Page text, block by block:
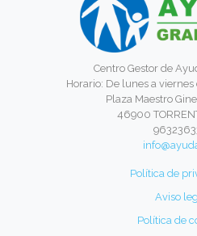
Centro Gestor de
Horario: De lunes a viernes
Plaza Maestro
46900
Política de
Aviso
Política de